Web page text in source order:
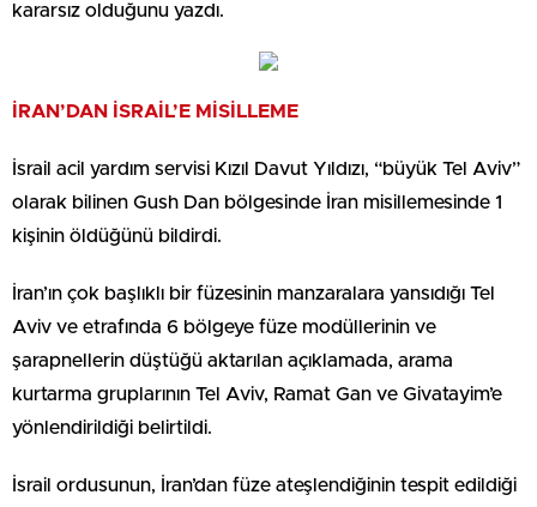
kararsız olduğunu yazdı.
İRAN’DAN İSRAİL’E MİSİLLEME
İsrail acil yardım servisi Kızıl Davut Yıldızı, “büyük Tel Aviv”
olarak bilinen Gush Dan bölgesinde İran misillemesinde 1
kişinin öldüğünü bildirdi.
İran’ın çok başlıklı bir füzesinin manzaralara yansıdığı Tel
Aviv ve etrafında 6 bölgeye füze modüllerinin ve
şarapnellerin düştüğü aktarılan açıklamada, arama
kurtarma gruplarının Tel Aviv, Ramat Gan ve Givatayim’e
yönlendirildiği belirtildi.
İsrail ordusunun, İran’dan füze ateşlendiğinin tespit edildiği